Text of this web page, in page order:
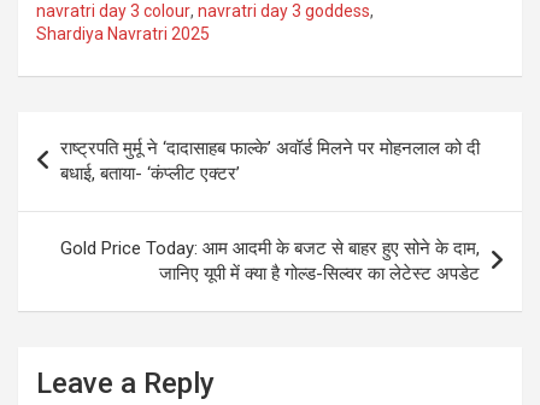
navratri day 3 colour, navratri day 3 goddess,
Shardiya Navratri 2025
navigation
राष्ट्रपति मुर्मू ने ‘दादासाहब फाल्के’ अवॉर्ड मिलने पर मोहनलाल को दी
बधाई, बताया- ‘कंप्लीट एक्टर’
Gold Price Today: आम आदमी के बजट से बाहर हुए सोने के दाम,
जानिए यूपी में क्‍या है गोल्‍ड-सिल्‍वर का लेटेस्‍ट अपडेट
Leave a Reply